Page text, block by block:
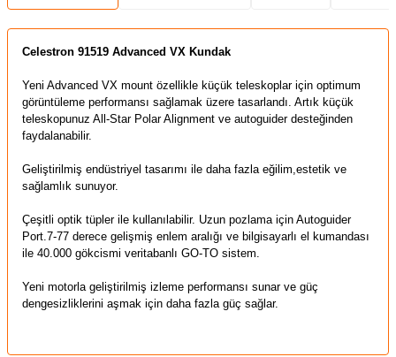
Celestron 91519 Advanced VX Kundak
Yeni Advanced VX mount özellikle küçük teleskoplar için optimum
görüntüleme performansı sağlamak üzere tasarlandı. Artık küçük
teleskopunuz All-Star Polar Alignment ve autoguider desteğinden
faydalanabilir.
Geliştirilmiş endüstriyel tasarımı ile daha fazla eğilim,estetik ve
sağlamlık sunuyor.
Çeşitli optik tüpler ile kullanılabilir. Uzun pozlama için Autoguider
Port.7-77 derece gelişmiş enlem aralığı ve bilgisayarlı el kumandası
ile 40.000 gökcismi veritabanlı GO-TO sistem.
Yeni motorla geliştirilmiş izleme performansı sunar ve güç
dengesizliklerini aşmak için daha fazla güç sağlar.